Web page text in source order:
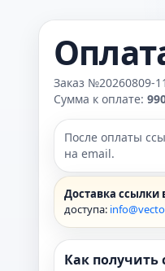
Заказ №20260809-
Сумма к оплате:
После оплаты
на email.
Доставка ссылки
доступа:
Как получить